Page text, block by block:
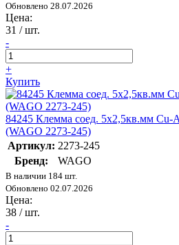
Обновлено 28.07.2026
Цена:
31 / шт.
-
+
Купить
84245 Клемма соед. 5х2,5кв.мм Cu-
(WAGO 2273-245)
Артикул: 2273-245
Бренд:
WAGO
В наличии 184 шт.
Обновлено 02.07.2026
Цена:
38 / шт.
-